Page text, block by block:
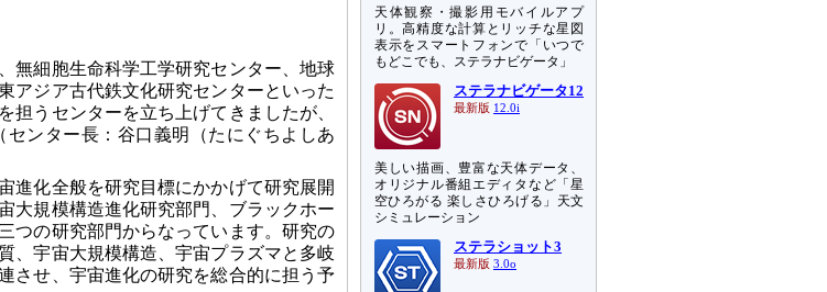
無細胞生命科学工学研究センター、地球
アジア古代鉄文化研究センターといった
うセンターを立ち上げてきましたが、
ンター長：谷口義明（たにぐちよしあ
進化全般を研究目標にかかげて研究展開
大規模構造進化研究部門、ブラックホー
つの研究部門からなっています。研究の
、宇宙大規模構造、宇宙プラズマと多岐
させ、宇宙進化の研究を総合的に担う予
天体観察・撮影用モバイルアプ
リ。高精度な計算とリッチな星図
表示をスマートフォンで「いつで
もどこでも、ステラナビゲータ」
ステラナビゲータ12
最新版 12.0i
美しい描画、豊富な天体データ、
オリジナル番組エディタなど「星
空ひろがる 楽しさひろげる」天文
シミュレーション
ステラショット3
最新版 3.0o